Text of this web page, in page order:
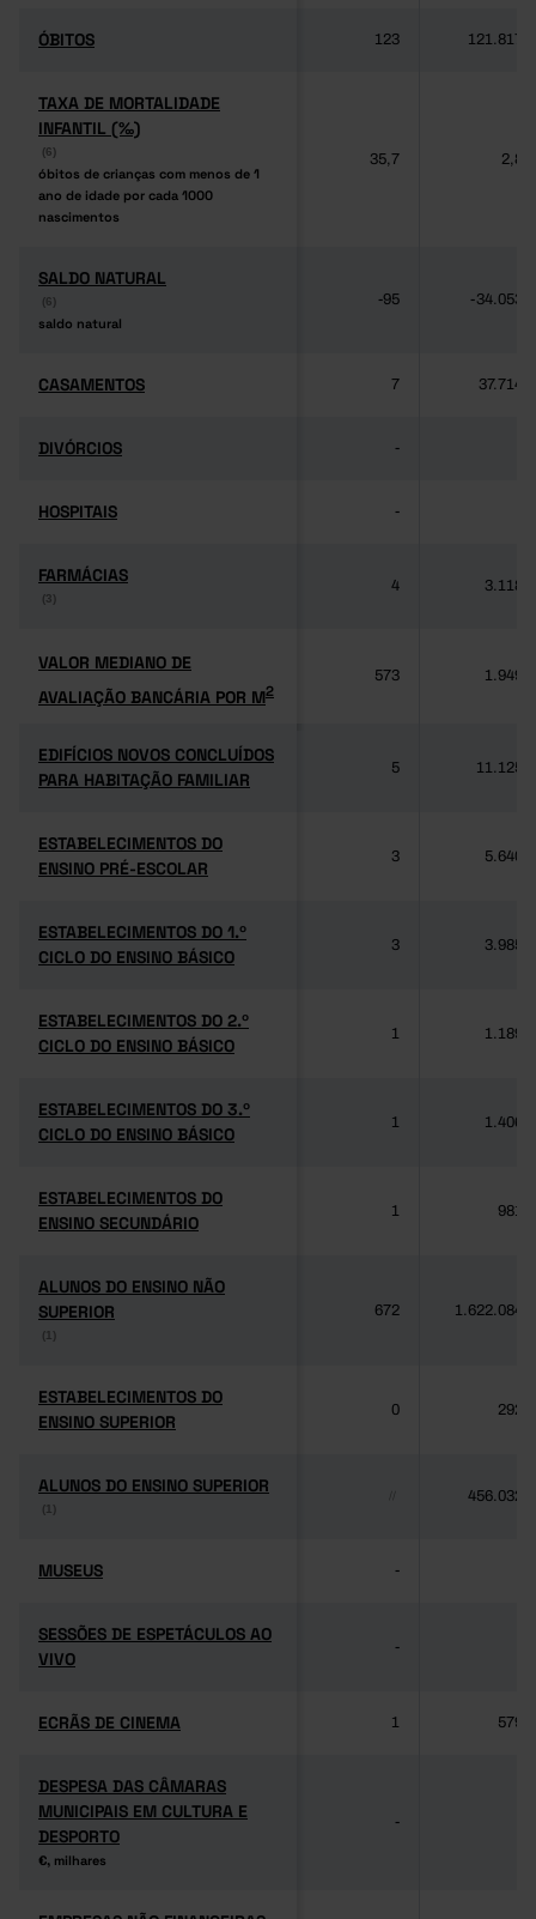
ÓBITOS
ÓBITOS 123 121.817
TAXA DE MORTALIDADE
INFANTIL (‰)
(6)
óbitos de crianças com menos de 1
ano de idade por cada 1000
nascimentos
TAXA DE MORTALIDADE
INFANTIL (‰)
(6)
óbitos de crianças com menos de 1
ano de idade por cada 1000
nascimentos
35,7 2,8
SALDO NATURAL
(6)
saldo natural
SALDO NATURAL
(6)
saldo natural
-95 -34.053
CASAMENTOS
CASAMENTOS 7 37.714
DIVÓRCIOS
DIVÓRCIOS -
HOSPITAIS
HOSPITAIS -
FARMÁCIAS
(3)
FARMÁCIAS
(3)
4 3.118
VALOR MEDIANO DE
AVALIAÇÃO BANCÁRIA POR M2
VALOR MEDIANO DE
AVALIAÇÃO BANCÁRIA POR M2
573 1.949
EDIFÍCIOS NOVOS CONCLUÍDOS
PARA HABITAÇÃO FAMILIAR
EDIFÍCIOS NOVOS CONCLUÍDOS
PARA HABITAÇÃO FAMILIAR
5 11.125
ESTABELECIMENTOS DO
ENSINO PRÉ-ESCOLAR
ESTABELECIMENTOS DO
ENSINO PRÉ-ESCOLAR
3 5.640
ESTABELECIMENTOS DO 1.º
CICLO DO ENSINO BÁSICO
ESTABELECIMENTOS DO 1.º
CICLO DO ENSINO BÁSICO
3 3.985
ESTABELECIMENTOS DO 2.º
CICLO DO ENSINO BÁSICO
ESTABELECIMENTOS DO 2.º
CICLO DO ENSINO BÁSICO
1 1.189
ESTABELECIMENTOS DO 3.º
CICLO DO ENSINO BÁSICO
ESTABELECIMENTOS DO 3.º
CICLO DO ENSINO BÁSICO
1 1.406
ESTABELECIMENTOS DO
ENSINO SECUNDÁRIO
ESTABELECIMENTOS DO
ENSINO SECUNDÁRIO
1 981
ALUNOS DO ENSINO NÃO
SUPERIOR
(1)
ALUNOS DO ENSINO NÃO
SUPERIOR
(1)
672 1.622.084
ESTABELECIMENTOS DO
ENSINO SUPERIOR
ESTABELECIMENTOS DO
ENSINO SUPERIOR
0 292
ALUNOS DO ENSINO SUPERIOR
(1)
ALUNOS DO ENSINO SUPERIOR
(1)
456.032
MUSEUS
MUSEUS -
SESSÕES DE ESPETÁCULOS AO
VIVO
SESSÕES DE ESPETÁCULOS AO
VIVO
-
ECRÃS DE CINEMA
ECRÃS DE CINEMA 1 579
DESPESA DAS CÂMARAS
MUNICIPAIS EM CULTURA E
DESPORTO
€, milhares
DESPESA DAS CÂMARAS
MUNICIPAIS EM CULTURA E
DESPORTO
€, milhares
-